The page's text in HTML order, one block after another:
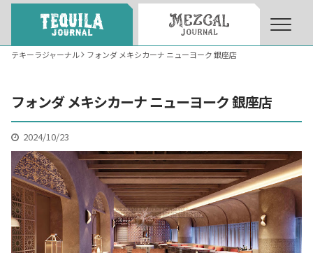
テキーラとは What’s Tequila
テキーラのつくり方 How to Make Tequila
テキーラマーケット Tequila Market
テキーラジャーナル フォンダ メキシカーナ ニューヨーク 銀座店
フォンダ メキシカーナ ニューヨーク 銀座店
2024/10/23